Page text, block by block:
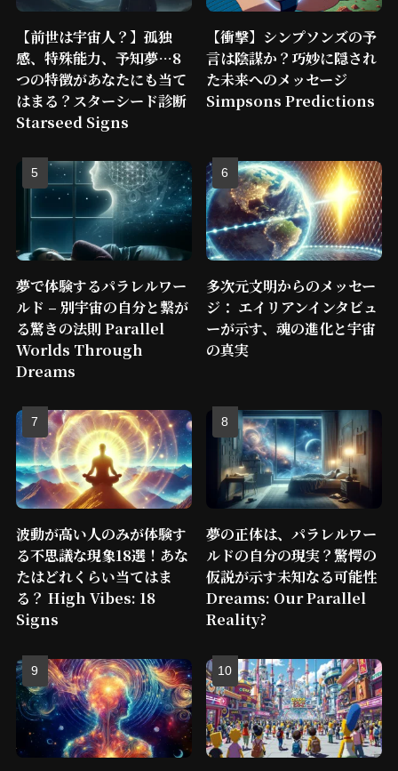
【前世は宇宙人？】孤独
感、特殊能力、予知夢…8
つの特徴があなたにも当て
はまる？スターシード診断
Starseed Signs
【衝撃】シンプソンズの予
言は陰謀か？巧妙に隠され
た未来へのメッセージ
Simpsons Predictions
夢で体験するパラレルワー
ルド – 別宇宙の自分と繋が
る驚きの法則 Parallel
Worlds Through
Dreams
多次元文明からのメッセー
ジ： エイリアンインタビュ
ーが示す、魂の進化と宇宙
の真実
波動が高い人のみが体験す
る不思議な現象18選！あな
たはどれくらい当てはま
る？ High Vibes: 18
Signs
夢の正体は、パラレルワー
ルドの自分の現実？驚愕の
仮説が示す未知なる可能性
Dreams: Our Parallel
Reality?